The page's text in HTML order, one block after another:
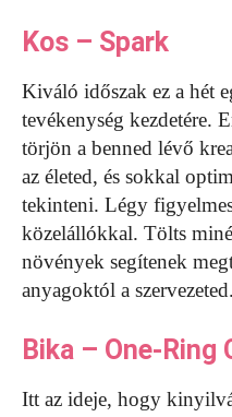
Kos – Spark
Kiváló időszak ez a hét
tevékenység kezdetére.
törjön a benned lévő
az életed, és sokkal
tekinteni. Légy
közelállókkal. Tölts
növények segítenek
anyagoktól a szervezeted.
Bika – One-Ring
Itt az ideje, hogy